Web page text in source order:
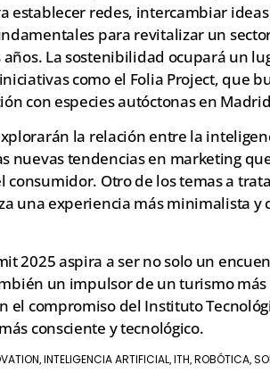
establecer redes, intercambiar
para revitalizar un
La sostenibilidad ocupará un
como el Folia Project, que
con especies autóctonas en
la relación entre la
nuevas tendencias en marketing
consumidor. Otro de los temas a
una experiencia más minimalista y
2025 aspira a ser no solo un
un impulsor de un turismo
el compromiso del Instituto
consciente y tecnológico.
, INTELIGENCIA ARTIFICIAL, ITH, ROBÓTICA,